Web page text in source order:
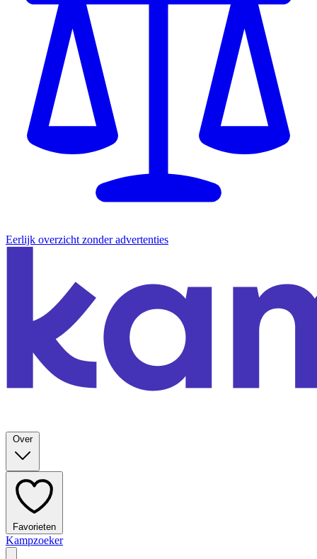
Eerlijk overzicht zonder advertenties
Over
Favorieten
Kampzoeker